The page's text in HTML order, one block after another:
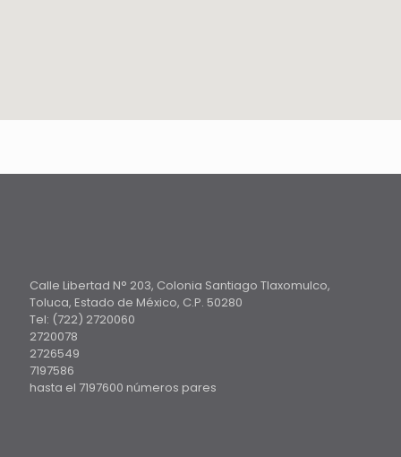
Calle Libertad N° 203, Colonia Santiago Tlaxomulco,
Toluca, Estado de México, C.P. 50280
Tel: (722) 2720060
2720078
2726549
7197586
hasta el 7197600 números pares